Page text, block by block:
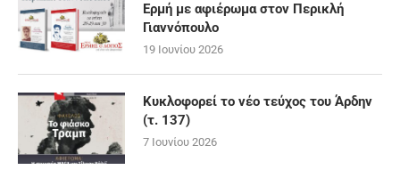
Ερμή με αφιέρωμα στον Περικλή
Γιαννόπουλο
19 Ιουνίου 2026
Κυκλοφορεί το νέο τεύχος του Άρδην
(τ. 137)
7 Ιουνίου 2026